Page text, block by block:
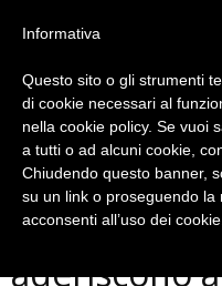
Politica
Terni,
aderiscono
Informativa
Questo sito o gli strumenti
di cookie necessari al
nella cookie policy. Se vuoi
a tutti o ad alcuni cookie,
Chiudendo questo banner,
su un link o proseguendo la
acconsenti all’uso dei cookie.